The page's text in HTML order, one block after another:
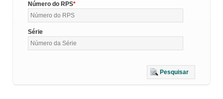
Número do RPS
Série
Pesquisar